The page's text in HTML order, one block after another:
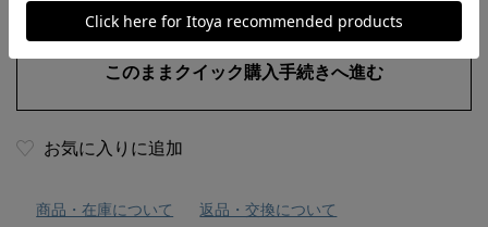
お気に入りに追加
商品・在庫について
返品・交換について